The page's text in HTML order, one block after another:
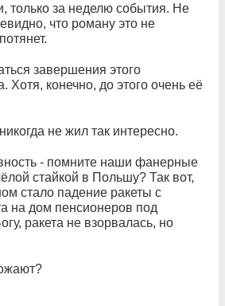
только за неделю события. Не
что роману это не
завершения этого
Хотя, конечно, до этого очень её
не жил так интересно.
- помните наши фанерные
стайкой в Польшу? Так вот,
стало падение ракеты с
на дом пенсионеров под
ракета не взорвалась, но